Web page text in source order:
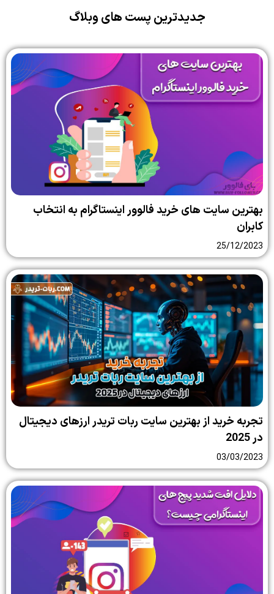
جدیدترین پست های وبلاگ
بهترین سایت‌ های خرید فالوور اینستاگرام به انتخاب
کابران
25/12/2023
تجربه خرید از بهترین سایت ربات تریدر ارزهای دیجیتال
در 2025
03/03/2023